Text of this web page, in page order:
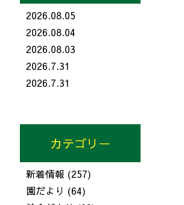
2026.08.05
2026.08.04
2026.08.03
2026.7.31
2026.7.31
カテゴリー
新着情報 (257)
園だより (64)